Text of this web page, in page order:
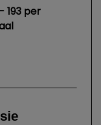
193 per